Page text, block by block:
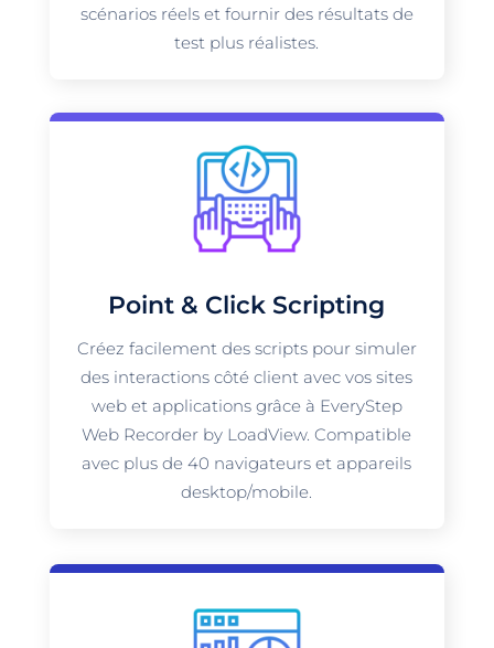
scénarios réels et fournir des résultats de
test plus réalistes.
Point & Click Scripting
Créez facilement des scripts pour simuler
des interactions côté client avec vos sites
web et applications grâce à EveryStep
Web Recorder by LoadView. Compatible
avec plus de 40 navigateurs et appareils
desktop/mobile.